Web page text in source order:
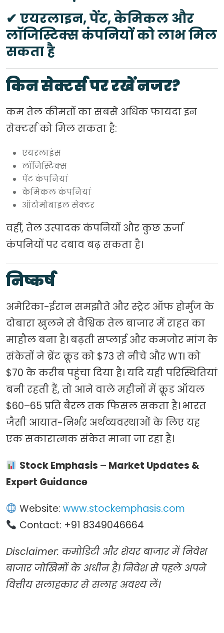
✔ एयरलाइन, पेंट, केमिकल और
लॉजिस्टिक्स कंपनियों को लाभ मिल
सकता है
किन सेक्टर्स पर रखें नजर?
कम तेल कीमतों का सबसे अधिक फायदा इन
सेक्टर्स को मिल सकता है:
एयरलाइंस
लॉजिस्टिक्स
पेंट कंपनियां
केमिकल कंपनियां
ऑटोमोबाइल सेक्टर
वहीं, तेल उत्पादक कंपनियों और कुछ ऊर्जा
कंपनियों पर दबाव बढ़ सकता है।
निष्कर्ष
अमेरिका-ईरान समझौते और स्ट्रेट ऑफ होर्मुज के
दोबारा खुलने से वैश्विक तेल बाजार में राहत का
माहौल बना है। बढ़ती सप्लाई और कमजोर मांग के
संकेतों ने ब्रेंट क्रूड को $73 से नीचे और WTI को
$70 के करीब पहुंचा दिया है। यदि यही परिस्थितियां
बनी रहती हैं, तो आने वाले महीनों में क्रूड ऑयल
$60–65 प्रति बैरल तक फिसल सकता है। भारत
जैसी आयात-निर्भर अर्थव्यवस्थाओं के लिए यह
एक सकारात्मक संकेत माना जा रहा है।
Stock Emphasis – Market Updates &
Expert Guidance
Website: www.stockemphasis.com
Contact: +91 8349046664
Disclaimer: कमोडिटी और शेयर बाजार में निवेश
बाजार जोखिमों के अधीन है। निवेश से पहले अपने
वित्तीय सलाहकार से सलाह अवश्य लें।